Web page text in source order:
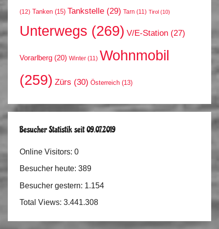
(12) Tanken (15) Tankstelle (29) Tarn (11) Tirol (10)
Unterwegs (269) V/E-Station (27)
Vorarlberg (20) Winter (11) Wohnmobil
(259) Zürs (30) Österreich (13)
Besucher Statistik seit 09.07.2019
Online Visitors: 0
Besucher heute: 389
Besucher gestern: 1.154
Total Views: 3.441.308